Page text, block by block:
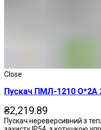
Close
Пускач ПМЛ-1210 О*2А
₴2,219.89
Пускач нереверсивний з